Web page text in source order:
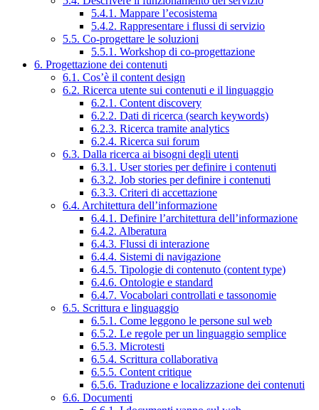
5.4.1. Mappare l’ecosistema
5.4.2. Rappresentare i flussi di servizio
5.5. Co-progettare le soluzioni
5.5.1. Workshop di co-progettazione
6. Progettazione dei contenuti
6.1. Cos’è il content design
6.2. Ricerca utente sui contenuti e il linguaggio
6.2.1. Content discovery
6.2.2. Dati di ricerca (search keywords)
6.2.3. Ricerca tramite analytics
6.2.4. Ricerca sui forum
6.3. Dalla ricerca ai bisogni degli utenti
6.3.1. User stories per definire i contenuti
6.3.2. Job stories per definire i contenuti
6.3.3. Criteri di accettazione
6.4. Architettura dell’informazione
6.4.1. Definire l’architettura dell’informazione
6.4.2. Alberatura
6.4.3. Flussi di interazione
6.4.4. Sistemi di navigazione
6.4.5. Tipologie di contenuto (content type)
6.4.6. Ontologie e standard
6.4.7. Vocabolari controllati e tassonomie
6.5. Scrittura e linguaggio
6.5.1. Come leggono le persone sul web
6.5.2. Le regole per un linguaggio semplice
6.5.3. Microtesti
6.5.4. Scrittura collaborativa
6.5.5. Content critique
6.5.6. Traduzione e localizzazione dei contenuti
6.6. Documenti